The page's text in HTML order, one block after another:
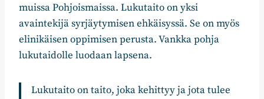
muissa Pohjoismaissa. Lukutaito on yksi
avaintekijä syrjäytymisen ehkäisyssä. Se on myös
elinikäisen oppimisen perusta. Vankka pohja
lukutaidolle luodaan lapsena.
Lukutaito on taito, joka kehittyy ja jota tulee